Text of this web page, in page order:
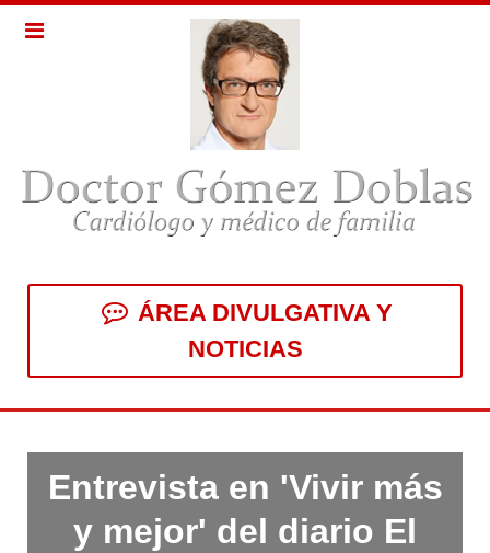
ÁREA DIVULGATIVA Y
NOTICIAS
Entrevista en 'Vivir más
y mejor' del diario El